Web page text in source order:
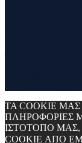
ΤΑ COOKIE
ΠΛΗΡΟΦΟΡΙΕΣ
ΙΣΤΟΤΟΠΟ
COOKIE ΑΠΟ